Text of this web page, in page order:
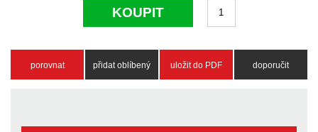
KOUPIT
porovnat přidat oblíbený uložit do PDF doporučit